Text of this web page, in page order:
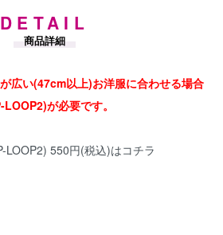
DETAIL
商品詳細
広い(47cm以上)お洋服に合わせる場合
が必要です。
550円(税込)はコチラ